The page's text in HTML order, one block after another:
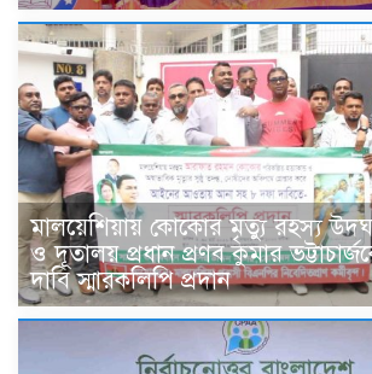
মালয়েশিয়ায় কোকোর মৃত্যু রহস্য
ও দূতালয় প্রধান প্রণব কুমার
দাবি স্মারকলিপি প্রদান